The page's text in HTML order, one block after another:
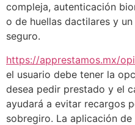
compleja, autenticación
o de huellas dactilares y
seguro.
https://apprestamos.mx/
el usuario debe tener la
desea pedir prestado y el
ayudará a evitar recargos
sobregiro. La aplicación